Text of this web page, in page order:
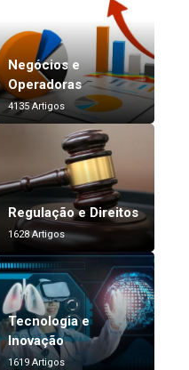
Negócios e
Operadoras
4135 Artigos
Regulação e Direitos
1628 Artigos
Tecnologia e
Inovação
1619 Artigos